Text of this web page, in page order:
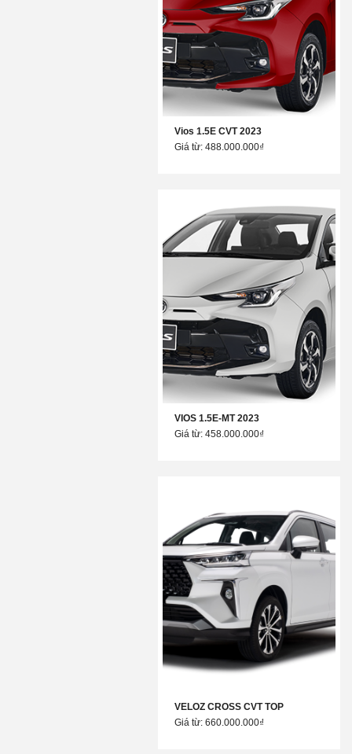
Vios 1.5E CVT 2023
Giá từ: 488.000.000₫
VIOS 1.5E-MT 2023
Giá từ: 458.000.000₫
VELOZ CROSS CVT TOP
Giá từ: 660.000.000₫